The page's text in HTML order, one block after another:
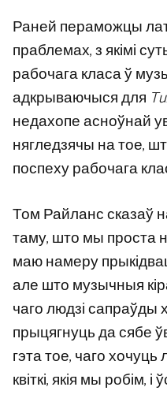
Раней пераможцы
праблемах, з якімі
рабочага класа ў
адкрываючыся для
недахопе асноўнай
нягледзячы на ​​тое,
поспеху рабочага
Том Райланс сказаў
таму, што мы проста
маю намеру
але што музычныя
чаго людзі сапраўды
прыцягнуць да сябе
гэта тое, чаго
квіткі, якія мы робім,